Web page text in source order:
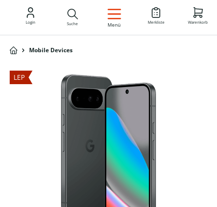
DE
Login Suche Menü Merkliste Warenkorb
Mobile Devices
LEP